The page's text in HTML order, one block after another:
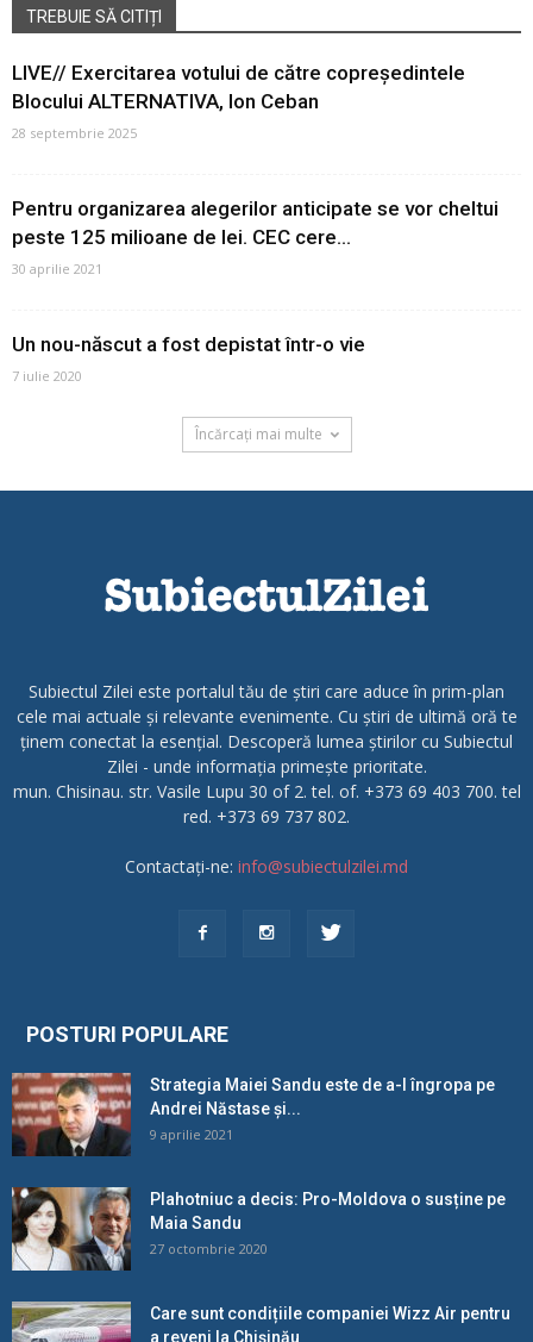
TREBUIE SĂ CITIȚI
LIVE// Exercitarea votului de către copreședintele
Blocului ALTERNATIVA, Ion Ceban
28 septembrie 2025
Pentru organizarea alegerilor anticipate se vor cheltui
peste 125 milioane de lei. CEC cere...
30 aprilie 2021
Un nou-născut a fost depistat într-o vie
7 iulie 2020
Încărcați mai multe
Subiectul Zilei este portalul tău de știri care aduce în prim-plan
cele mai actuale și relevante evenimente. Cu știri de ultimă oră te
ținem conectat la esențial. Descoperă lumea știrilor cu Subiectul
Zilei - unde informația primește prioritate.
mun. Chisinau. str. Vasile Lupu 30 of 2. tel. of. +373 69 403 700. tel
red. +373 69 737 802.
Contactați-ne: info@subiectulzilei.md
POSTURI POPULARE
Strategia Maiei Sandu este de a-l îngropa pe
Andrei Năstase și...
9 aprilie 2021
Plahotniuc a decis: Pro-Moldova o susține pe
Maia Sandu
27 octombrie 2020
Care sunt condițiile companiei Wizz Air pentru
a reveni la Chișinău